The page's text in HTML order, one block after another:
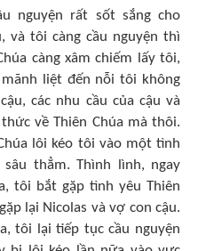
nguyện rất sốt sắng cho
và tôi càng cầu nguyện thì
càng xâm chiếm lấy tôi,
liệt đến nỗi tôi không
các nhu cầu của cậu và
về Thiên Chúa mà thôi.
lôi kéo tôi vào một tình
thẳm. Thình lình, ngay
tôi bắt gặp tình yêu Thiên
lại Nicolas và vợ con cậu.
tôi lại tiếp tục cầu nguyện